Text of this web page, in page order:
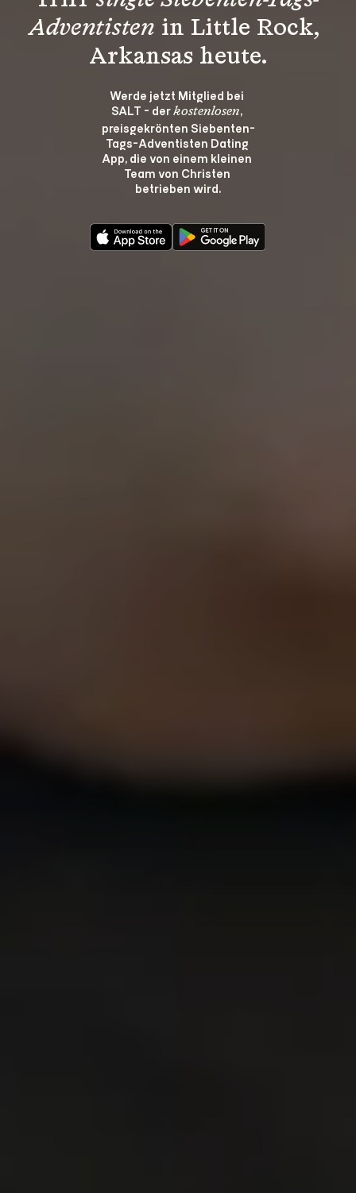
Adventisten in Little Rock,
Arkansas heute.
Werde jetzt Mitglied bei
SALT - der kostenlosen,
preisgekrönten Siebenten-
Tags-Adventisten Dating
App, die von einem kleinen
Team von Christen
betrieben wird.